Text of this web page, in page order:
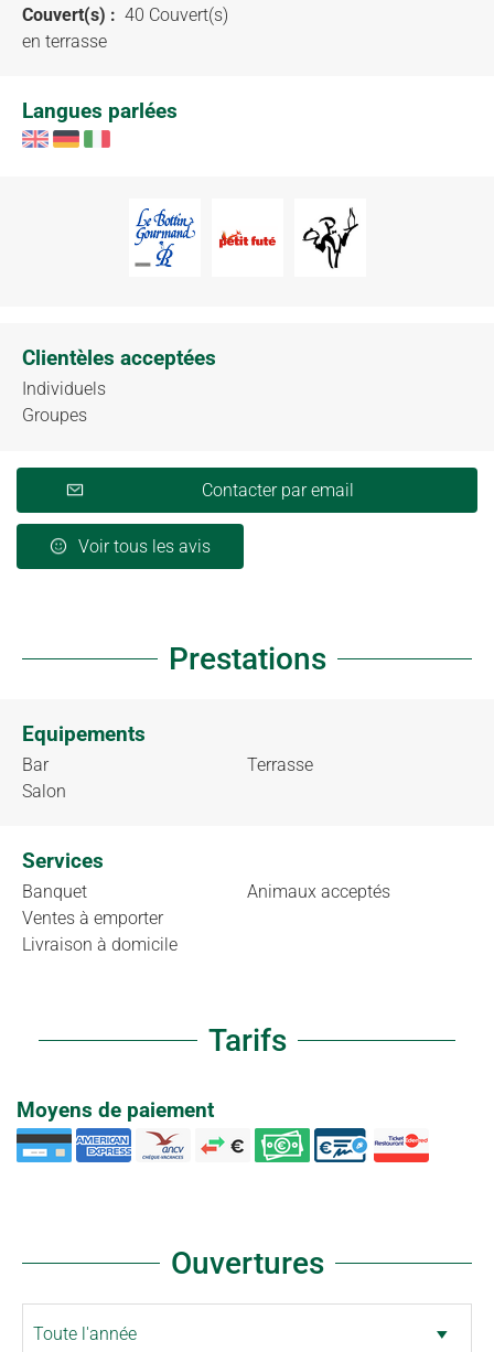
Couvert(s) : 40 Couvert(s)
en terrasse
Langues parlées
Clientèles acceptées
Individuels
Groupes
Contacter par email
Voir tous les avis
Prestations
Equipements
Bar
Salon
Terrasse
Services
Banquet
Ventes à emporter
Livraison à domicile
Animaux acceptés
Tarifs
Moyens de paiement
Ouvertures